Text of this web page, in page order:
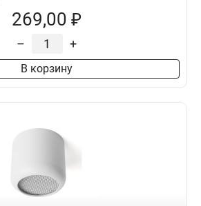
269,00 ₽
– +
В корзину